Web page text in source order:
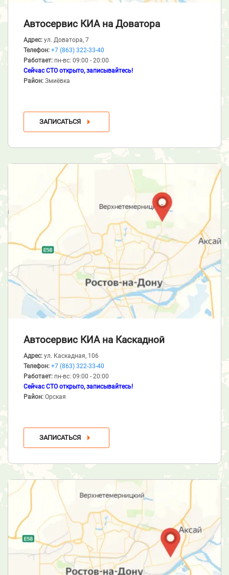
Автосервис КИА на Доватора
Адрес: ул. Доватора, 7
Телефон: +7 (863) 322-33-40
Работает: пн-вс: 09:00 - 20:00
Сейчас СТО открыто, записывайтесь!
Район: Змиёвка
ЗАПИСАТЬСЯ
Автосервис КИА на Каскадной
Адрес: ул. Каскадная, 106
Телефон: +7 (863) 322-33-40
Работает: пн-вс: 09:00 - 20:00
Сейчас СТО открыто, записывайтесь!
Район: Орская
ЗАПИСАТЬСЯ